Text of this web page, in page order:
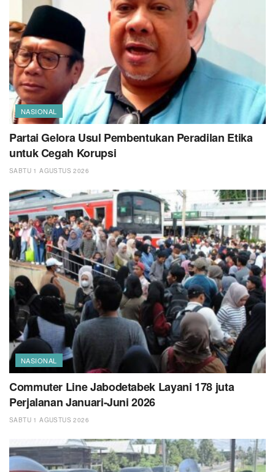
NASIONAL
Partai Gelora Usul Pembentukan Peradilan Etika
untuk Cegah Korupsi
SABTU 1 AGUSTUS 2026
NASIONAL
Commuter Line Jabodetabek Layani 178 juta
Perjalanan Januari-Juni 2026
SABTU 1 AGUSTUS 2026